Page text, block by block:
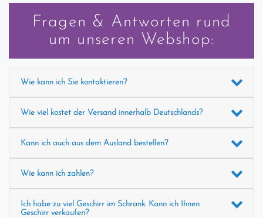
Fragen & Antworten rund
um unseren Webshop:
Wie kann ich Sie kontaktieren?
Wie viel kostet der Versand innerhalb Deutschlands?
Kann ich auch aus dem Ausland bestellen?
Wie kann ich zahlen?
Ich habe zu viel Geschirr im Schrank. Kann ich Ihnen
Geschirr verkaufen?